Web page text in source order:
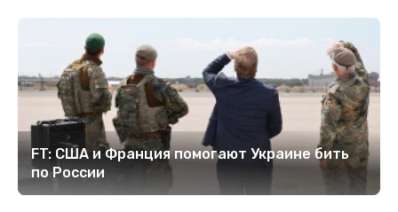
FT: США и Франция помогают Украине бить
по России